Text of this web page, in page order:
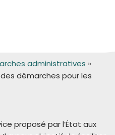
administratives »
démarches pour les
proposé par l’État aux